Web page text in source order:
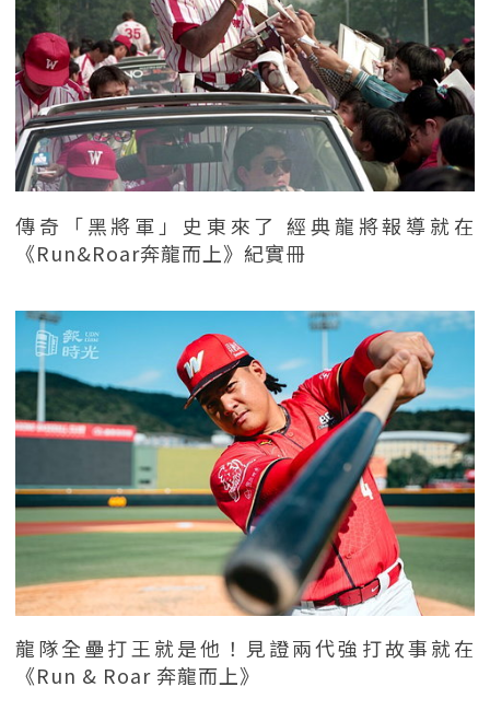
傳奇「黑將軍」史東來了 經典龍將報導就在
《Run&Roar奔龍而上》紀實冊
龍隊全壘打王就是他！見證兩代強打故事就在
《Run & Roar 奔龍而上》